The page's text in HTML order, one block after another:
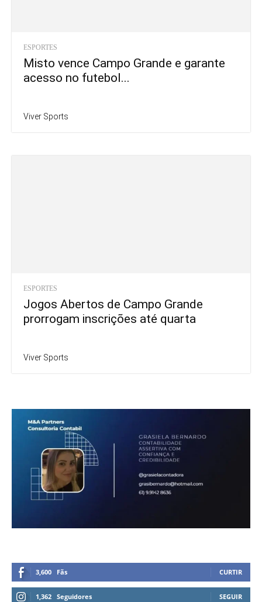
ESPORTES
Misto vence Campo Grande e garante
acesso no futebol...
Viver Sports
ESPORTES
Jogos Abertos de Campo Grande
prorrogam inscrições até quarta
Viver Sports
3,600 Fãs CURTIR
1,362 Seguidores SEGUIR